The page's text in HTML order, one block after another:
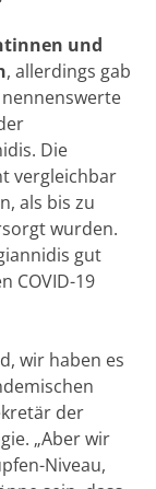
und
, allerdings gab
Die
vergleichbar
als bis zu
wurden.
gut
COVID-19
wir haben es
der
„Aber wir
Niveau,